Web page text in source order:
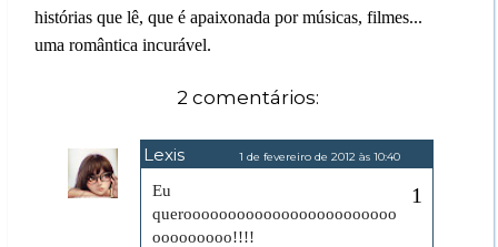
histórias que lê, que é apaixonada por músicas, filmes...
uma romântica incurável.
2 comentários:
Lexis 1 de fevereiro de 2012 às 10:40
Eu
queroooooooooooooooooooooooo
ooooooooo!!!!